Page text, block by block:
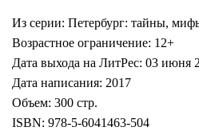
Из серии: Петербург: тайны,
Возрастное ограничение: 12+
Дата выхода на ЛитРес: 03 июня
Дата написания: 2017
Объем: 300 стр.
ISBN: 978-5-6041463-504